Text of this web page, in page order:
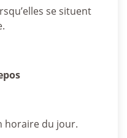
se situent
horaire du jour.